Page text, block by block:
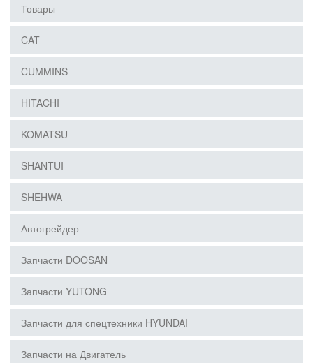
Товары
CAT
CUMMINS
HITACHI
KOMATSU
SHANTUI
SHEHWA
Автогрейдер
Запчасти DOOSAN
Запчасти YUTONG
Запчасти для спецтехники HYUNDAI
Запчасти на Двигатель